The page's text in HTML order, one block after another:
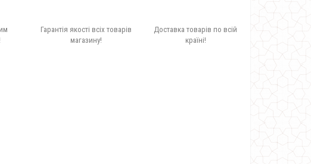
Гарантія якості всіх товарів
магазину!
Доставка товарів по всій
країні!